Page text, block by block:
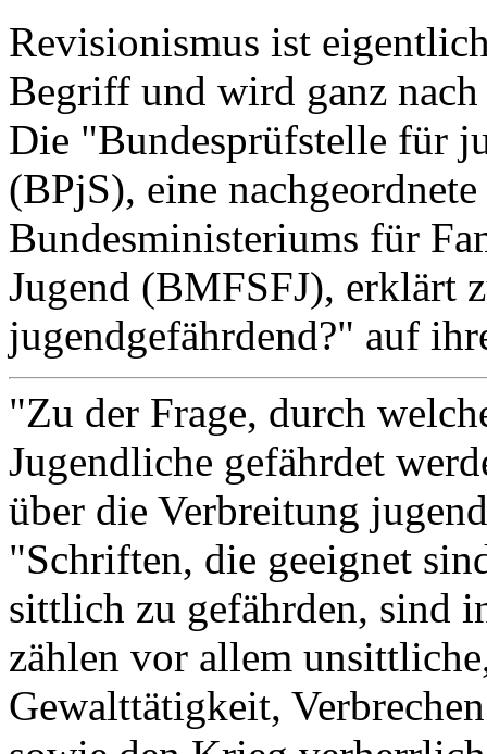
Revisionismus ist
Begriff und wird ganz
Die "Bundesprüfstelle für
(BPjS), eine
Bundesministeriums für
Jugend (BMFSFJ), erklärt
jugendgefährdend?" auf
"Zu der Frage, durch
Jugendliche gefährdet
über die Verbreitung
"Schriften, die geeignet
sittlich zu gefährden, sind
zählen vor allem
Gewalttätigkeit,